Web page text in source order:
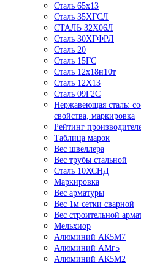
Сталь 65х13
Сталь 35ХГСЛ
СТАЛЬ 32Х06Л
Сталь 30ХГФРЛ
Сталь 20
Сталь 15ГС
Сталь 12х18н10т
Сталь 12Х13
Сталь 09Г2С
Нержавеющая сталь:
свойства, маркировка
Рейтинг
Таблица марок
Вес швеллера
Вес трубы стальной
Сталь 10ХСНД
Маркировка
Вес арматуры
Вес 1м сетки сварной
Вес строительной
Мельхиор
Алюминий АК5М7
Алюминий АМг5
Алюминий АК5М2